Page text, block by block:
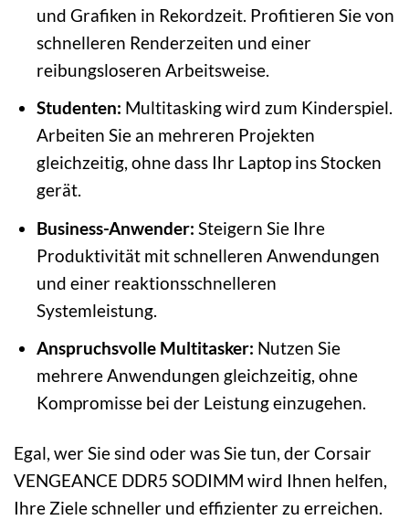
und Grafiken in Rekordzeit. Profitieren Sie von
schnelleren Renderzeiten und einer
reibungsloseren Arbeitsweise.
Studenten: Multitasking wird zum Kinderspiel.
Arbeiten Sie an mehreren Projekten
gleichzeitig, ohne dass Ihr Laptop ins Stocken
gerät.
Business-Anwender: Steigern Sie Ihre
Produktivität mit schnelleren Anwendungen
und einer reaktionsschnelleren
Systemleistung.
Anspruchsvolle Multitasker: Nutzen Sie
mehrere Anwendungen gleichzeitig, ohne
Kompromisse bei der Leistung einzugehen.
Egal, wer Sie sind oder was Sie tun, der Corsair
VENGEANCE DDR5 SODIMM wird Ihnen helfen,
Ihre Ziele schneller und effizienter zu erreichen.